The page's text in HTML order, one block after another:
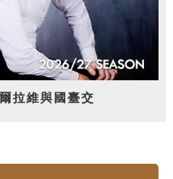
拉維與國臺交